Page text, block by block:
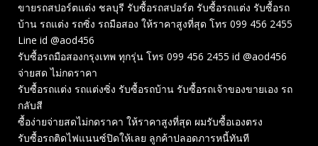
ขายรถสปอร์ตแต่ง ชลบุรี รับซื้อรถสปอร์ต รับซื้อรถแต่ง รับซื้อรถ
บ้าน รถแต่ง รถซิ่ง รถมือสอง ให้ราคาสูงที่สุด โทร 099 456 2455
Line id @aod456
รับซื้อรถมือสองกรุงเทพ ทุกรุ่น โทร 099 456 2455 id @aod456
จ่ายสด ไม่กดราคา
รับซื้อรถแต่ง รถแต่งซิ่ง รับซื้อรถบ้าน รับซื้อรถเจ้าของขายเอง รถ
กลับสี
ซื้อง่ายจ่ายสดไม่กดราคา ให้ราคาสูงที่สุด ผมรับซื้อเองตรง
รับซื้อรถติดไฟแนนซ์ปิดให้เลย ลูกค้าปลอดภารหนี้ทันที